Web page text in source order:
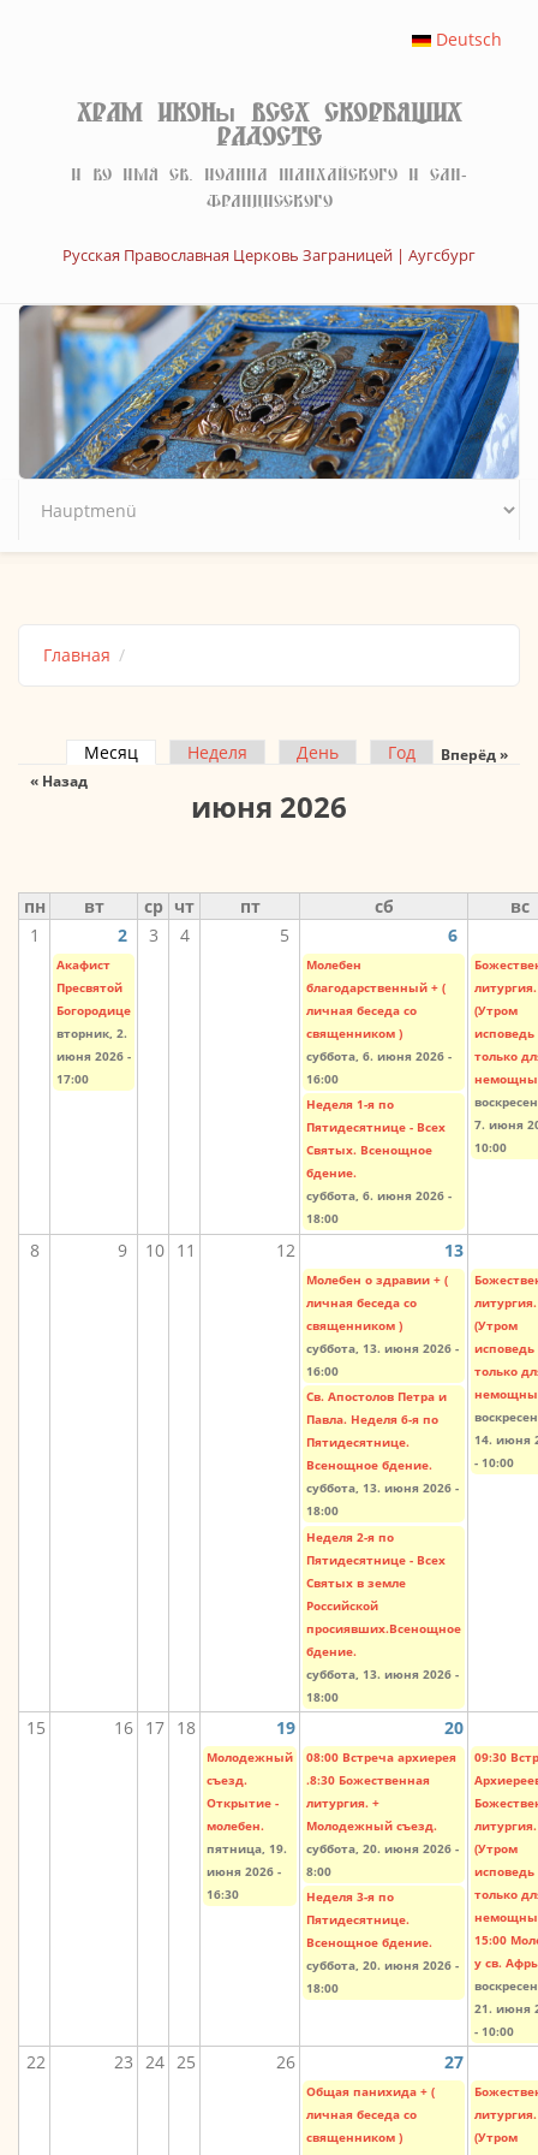
Deutsch
Храм иконы Всех скорбящих
Радосте
И во имя св. Иоанна Шанхайского и Сан-
Францисского
Русская Православная Церковь Заграницей | Аугсбург
Главная
Главные вкладки
Месяц (активная вкладка)
Неделя День Год
июня 2026
« Назад
Вперёд »
пн вт ср чт пт сб
вс
1
2 3 4 5 6
Акафист
Пресвятой
Богородице
вторник, 2.
июня 2026 -
17:00
Молебен
благодарственный + (
личная беседа со
священником )
суббота, 6. июня 2026 -
16:00
Неделя 1-я по
Пятидесятнице - Всех
Святых. Всенощное
бдение.
суббота, 6. июня 2026 -
18:00
литургия.
(Утром
исповедь
только
7. июня
10:00
8 9 10 11 12 13
Молебен о здравии + (
личная беседа со
священником )
суббота, 13. июня 2026 -
16:00
Св. Апостолов Петра и
Павла. Неделя 6-я по
Пятидесятнице.
Всенощное бдение.
суббота, 13. июня 2026 -
18:00
Неделя 2-я по
Пятидесятнице - Всех
Святых в земле
Российской
просиявших.Всенощное
бдение.
суббота, 13. июня 2026 -
18:00
литургия.
(Утром
исповедь
только
14. июня
- 10:00
15 16 17 18 19 20
Молодежный
съезд.
Открытие -
молебен.
пятница, 19.
июня 2026 -
16:30
08:00 Встреча архиерея
.8:30 Божественная
литургия. +
Молодежный съезд.
суббота, 20. июня 2026 -
8:00
Неделя 3-я по
Пятидесятнице.
Всенощное бдение.
суббота, 20. июня 2026 -
18:00
09:30
литургия.
(Утром
исповедь
только
15:00
у св.
21. июня
- 10:00
22 23 24 25 26 27
Общая панихида + (
личная беседа со
священником )
литургия.
(Утром